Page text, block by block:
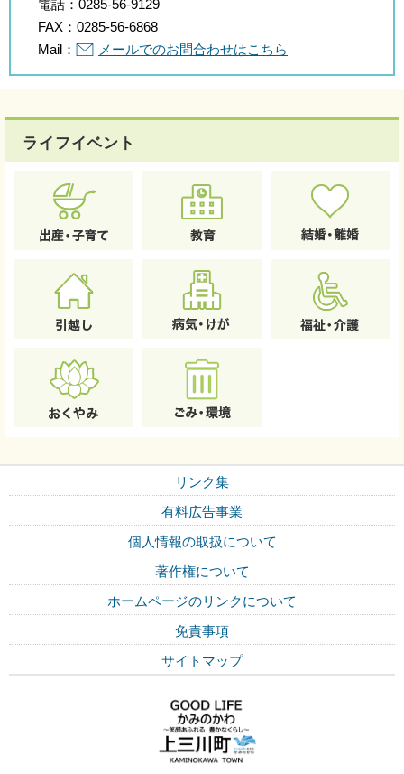
電話： 0285-56-9129
FAX： 0285-56-6868
Mail：
メールでのお問合わせはこちら
ライフイベント
リンク集
有料広告事業
個人情報の取扱について
著作権について
ホームページのリンクについて
免責事項
サイトマップ